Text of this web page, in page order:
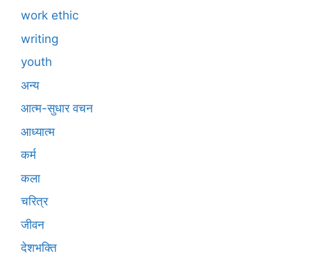
work ethic
writing
youth
अन्य
आत्म-सुधार वचन
आध्यात्म
कर्म
कला
चरित्र
जीवन
देशभक्ति